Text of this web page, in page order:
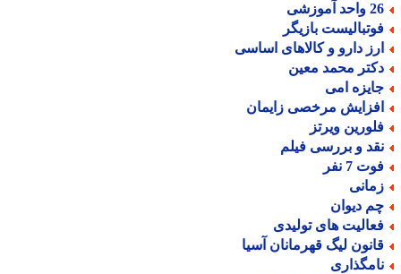
آموزشی
بازیگر
دارو و کالاهای اساسی
محمد معین
امی
مرخصی زایمان
ویرتز
و بررسی فیلم
7 نفر
دیوان
های تولیدی
لیگ قهرمانان آسیا